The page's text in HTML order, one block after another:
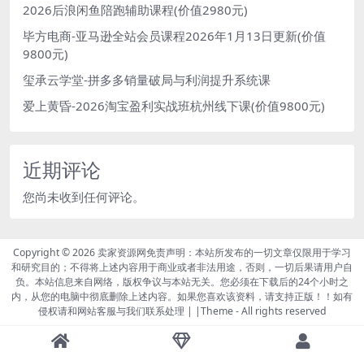
2026后浪闲鱼陪跑辅助课程(价值2980元)
毕方电商-亚马逊全站会员课程2026年1月13日更新(价值
9800元)
玺承云学堂-拼多多销量破局与利润提升系统课
爱上黄昏-2026淘宝盈利实战班杭州线下课(价值9800元)
近期评论
您尚未收到任何评论。
Copyright © 2026卖家资源网免责声明：本站所发布的一切文章仅限用于学习
和研究目的；不得将上述内容用于商业或者非法用途，否则，一切后果请用户自
负。本站信息来自网络，版权争议与本站无关。您必须在下载后的24个小时之
内，从您的电脑中彻底删除上述内容。如果您喜欢该资料，请支持正版！！如有
侵权请和网站客服与我们联系处理 | |Theme- All rights reserved